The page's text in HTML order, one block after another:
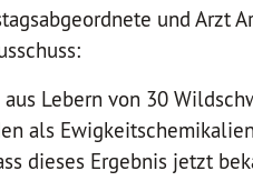
und Arzt
Lebern von 30
als
dieses Ergebnis jetzt